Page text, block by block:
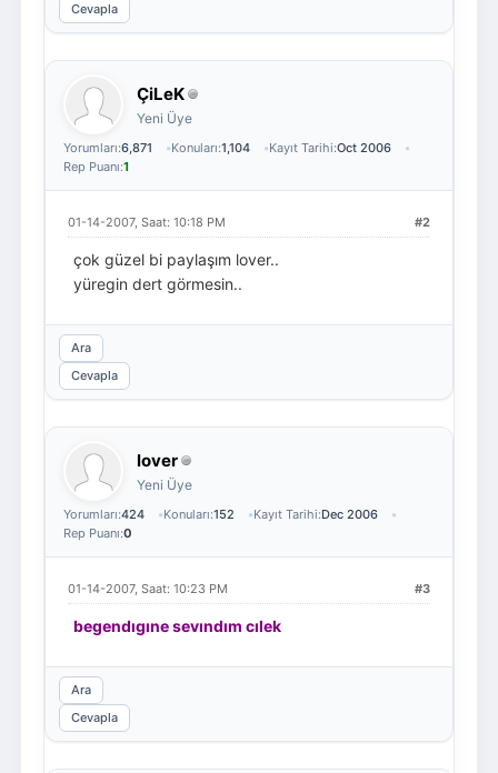
Cevapla
ÇiLeK
Yeni Üye
Yorumları:6,871 Konuları:1,104 Kayıt Tarihi:Oct 2006
Rep Puanı:1
#2
01-14-2007, Saat: 10:18 PM
çok güzel bi paylaşım lover..
yüregin dert görmesin..
Ara
Cevapla
lover
Yeni Üye
Yorumları:424 Konuları:152 Kayıt Tarihi:Dec 2006
Rep Puanı:0
#3
01-14-2007, Saat: 10:23 PM
begendıgıne sevındım cılek
Ara
Cevapla